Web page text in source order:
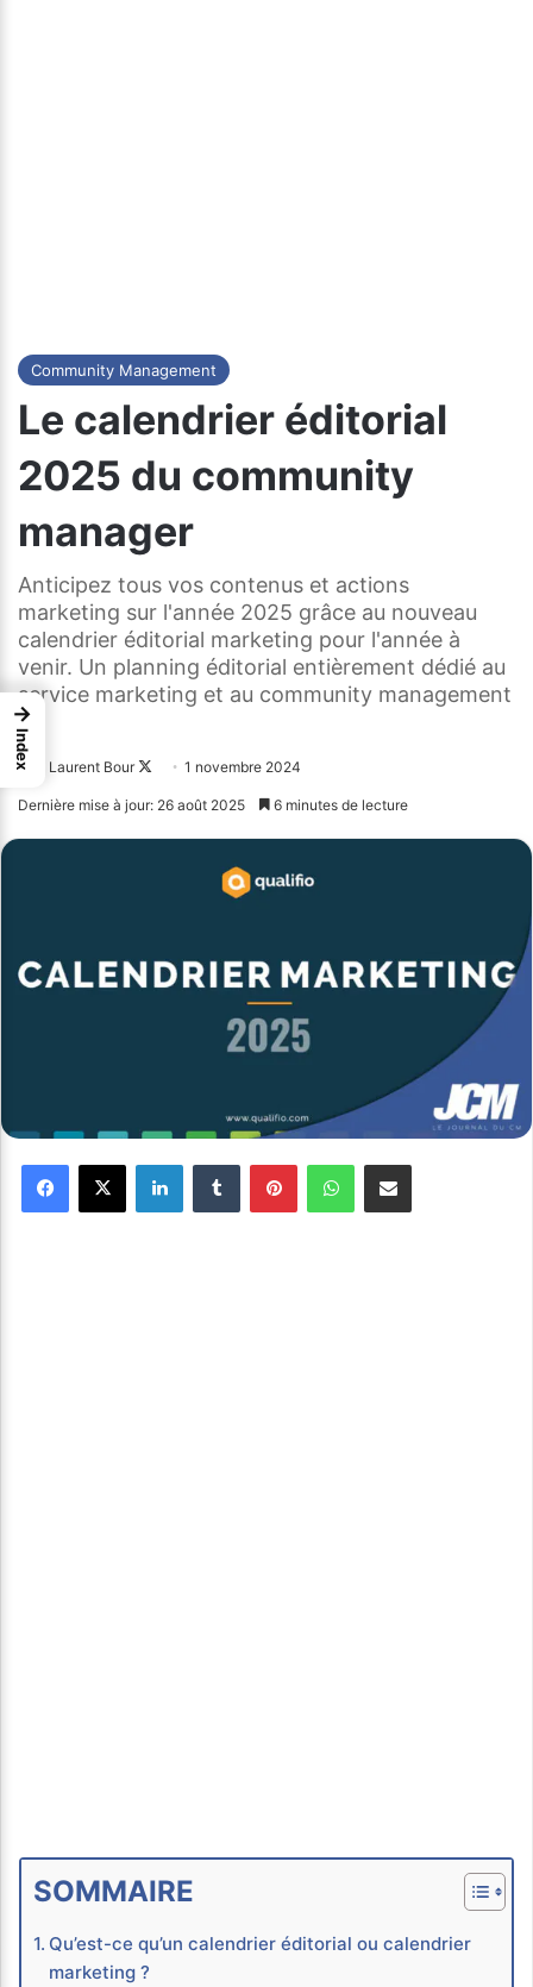
Community Management
Le calendrier éditorial
2025 du community
manager
Anticipez tous vos contenus et actions
marketing sur l'année 2025 grâce au nouveau
calendrier éditorial marketing pour l'année à
venir. Un planning éditorial entièrement dédié au
service marketing et au community management
:
Laurent Bour
Follow1 novembre 2024
Dernière mise à jour: 26 août 2025 6 minutes de lecture
SOMMAIRE
Qu’est-ce qu’un calendrier éditorial ou calendrier
marketing ?
→
Index